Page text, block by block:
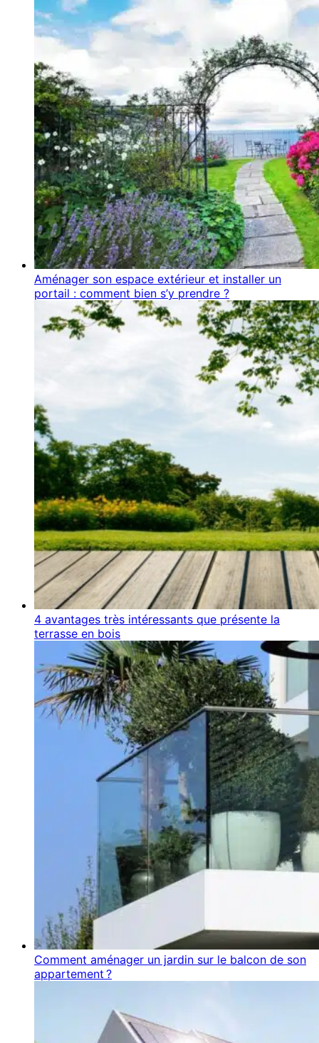
Aménager son espace extérieur et installer un
portail : comment bien s’y prendre ?
4 avantages très intéressants que présente la
terrasse en bois
Comment aménager un jardin sur le balcon de son
appartement ?